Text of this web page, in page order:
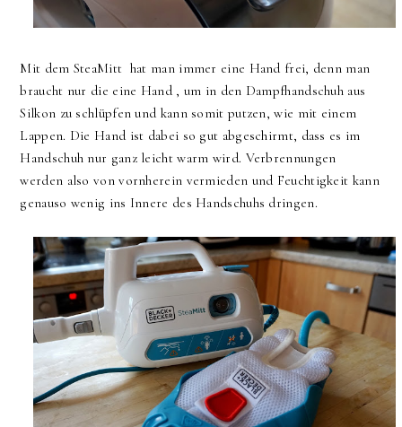
Mit dem SteaMitt hat man immer eine Hand frei, denn man
braucht nur die eine Hand , um in den Dampfhandschuh aus
Silkon zu schlüpfen und kann somit putzen, wie mit einem
Lappen. Die Hand ist dabei so gut abgeschirmt, dass es im
Handschuh nur ganz leicht warm wird. Verbrennungen
werden also von vornherein vermieden und Feuchtigkeit kann
genauso wenig ins Innere des Handschuhs dringen.